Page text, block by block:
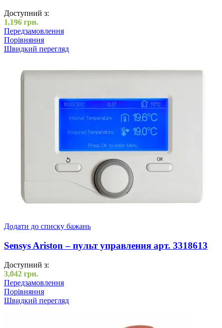
Доступний з:
1,196 грн.
Передзамовлення
Порівняння
Швидкий перегляд
Додати до списку бажань
Sensys Ariston – пульт управления арт. 3318613
Доступний з:
3,042 грн.
Передзамовлення
Порівняння
Швидкий перегляд